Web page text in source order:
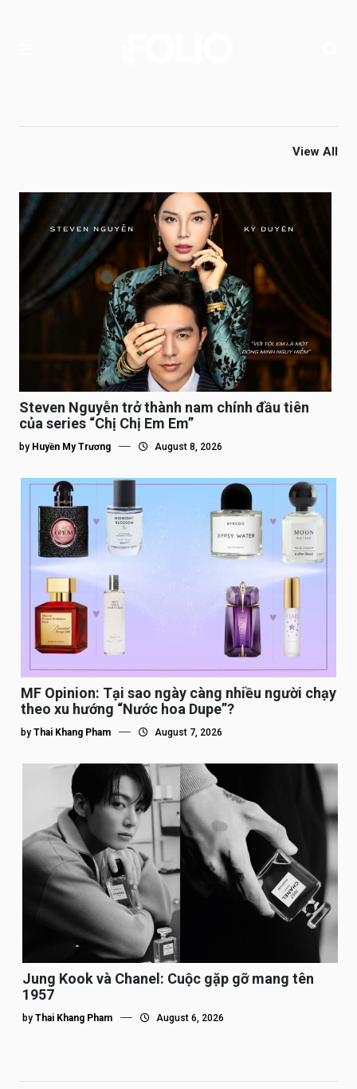
View All
Steven Nguyễn trở thành nam chính đầu tiên
của series “Chị Chị Em Em”
by Huyền My Trương August 8, 2026
MF Opinion: Tại sao ngày càng nhiều người chạy
theo xu hướng “Nước hoa Dupe”?
by Thai Khang Pham August 7, 2026
Jung Kook và Chanel: Cuộc gặp gỡ mang tên
1957
by Thai Khang Pham August 6, 2026